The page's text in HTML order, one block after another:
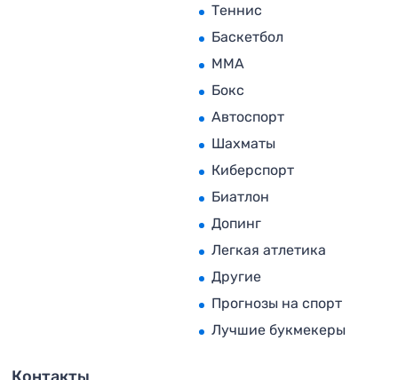
Теннис
Баскетбол
MMA
Бокс
Автоспорт
Шахматы
Киберспорт
Биатлон
Допинг
Легкая атлетика
Другие
Прогнозы на спорт
Лучшие букмекеры